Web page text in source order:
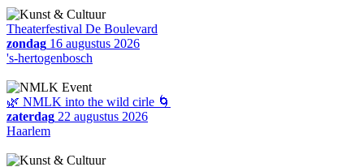
Theaterfestival De Boulevard
zondag 16 augustus 2026
's-hertogenbosch
🌿 NMLK into the wild cirle 🌀
zaterdag 22 augustus 2026
Haarlem